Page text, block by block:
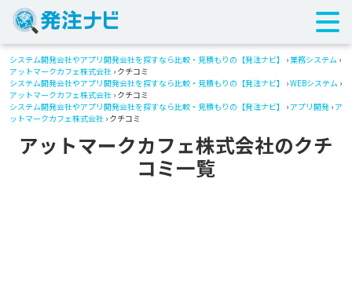
システム開発会社やアプリ開発会社を探すなら比較・見積もりの【発注ナビ】 › 業務システム ›
アットマークカフェ株式会社 › クチコミ
システム開発会社やアプリ開発会社を探すなら比較・見積もりの【発注ナビ】
›WEBシステム ›
アットマークカフェ株式会社 › クチコミ
システム開発会社やアプリ開発会社を探すなら比較・見積もりの【発注ナビ】
› アプリ開発 › ア
ットマークカフェ株式会社 › クチコミ
アットマークカフェ株式会社のクチ
コミ一覧